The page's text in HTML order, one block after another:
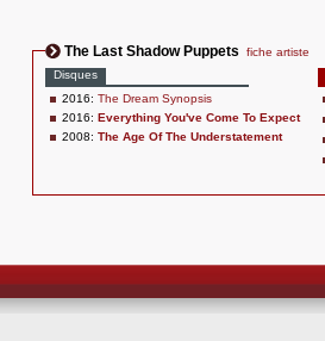
The Last Shadow Puppets
fiche artiste
Disques
2016: The Dream Synopsis
2016: Everything You've Come To Expect
2008: The Age Of The Understatement